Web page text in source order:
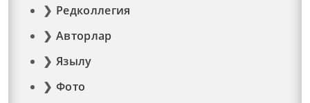
Редколлегия
Авторлар
Язылу
Фото